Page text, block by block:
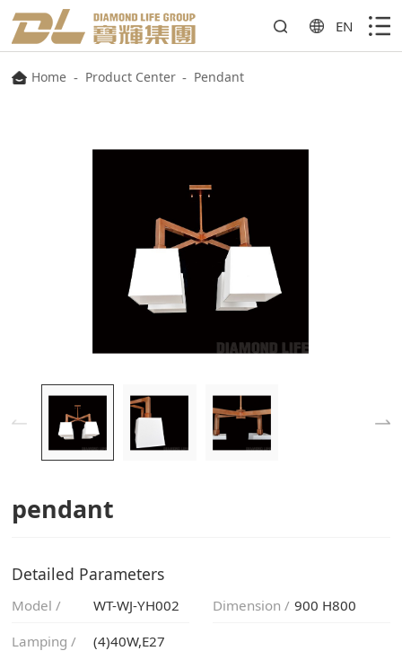
EN
Home - Product Center - Pendant
pendant
Detailed Parameters
Model / WT-WJ-YH002 Dimension / 900 H800
Lamping /
(4)40W,E27